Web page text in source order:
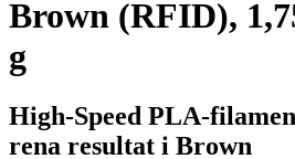
Brown (RFID),
g
High-Speed PLA-
rena resultat i Brown